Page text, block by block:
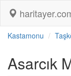
Kastamonu
Asarcık